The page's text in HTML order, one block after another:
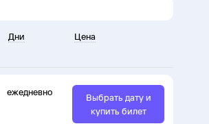
Дни Цена
ежедневно
Выбрать дату и
купить билет